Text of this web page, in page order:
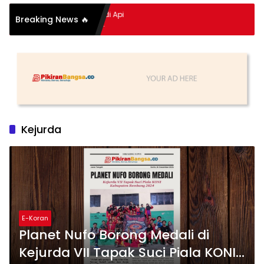
Breaking News 🔥
Hidup Meledak Jadi Api
Tragedi Menteng-
Maling Ayam di Bali
Kejurda
E-Koran
Planet Nufo Borong Medali di
Kejurda VII Tapak Suci Piala KONI